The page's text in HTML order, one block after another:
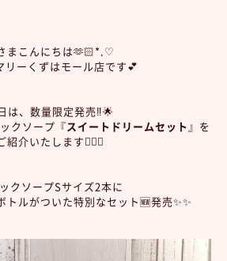
まこんにちは🫶🏻*.♡
リーくずはモール店です💕
は、数量限定発売‼️🌟
クソープ『スイートドリームセット 』を
紹介いたします💁🏻‍♀️
クソープSサイズ2本に
トルがついた特別なセット🆕発売✨✨